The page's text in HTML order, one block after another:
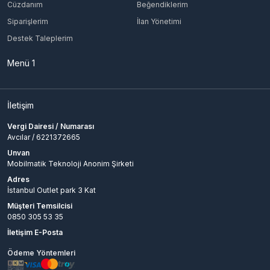
Valorant 2200 Points VP
Valorant 3500 Points VP
Cüzdanım
Beğendiklerim
Siparişlerim
İlan Yönetimi
Destek Taleplerim
Menü 1
İletişim
Vergi Dairesi / Numarası
Avcılar / 6221372665
Unvan
Mobilmatik Teknoloji Anonim Şirketi
Adres
İstanbul Outlet park 3 Kat
Müşteri Temsilcisi
0850 305 53 35
İletişim E-Posta
Ödeme Yöntemleri